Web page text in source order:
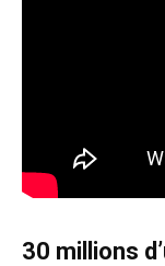
30 millions